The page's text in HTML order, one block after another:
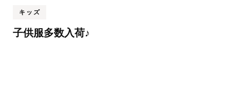
キッズ
子供服多数入荷♪